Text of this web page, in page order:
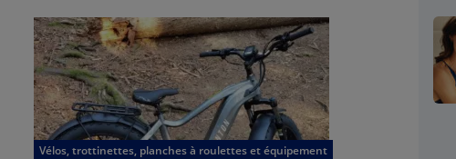
Vélos, trottinettes, planches à roulettes et équipement